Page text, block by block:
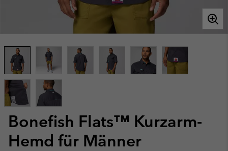
Bonefish Flats™ Kurzarm-
Hemd für Männer